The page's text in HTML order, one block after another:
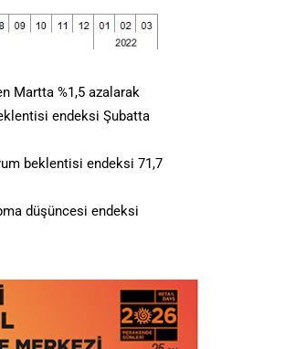
Martta %1,5 azalarak
endeksi Şubatta
beklentisi endeksi 71,7
düşüncesi endeksi